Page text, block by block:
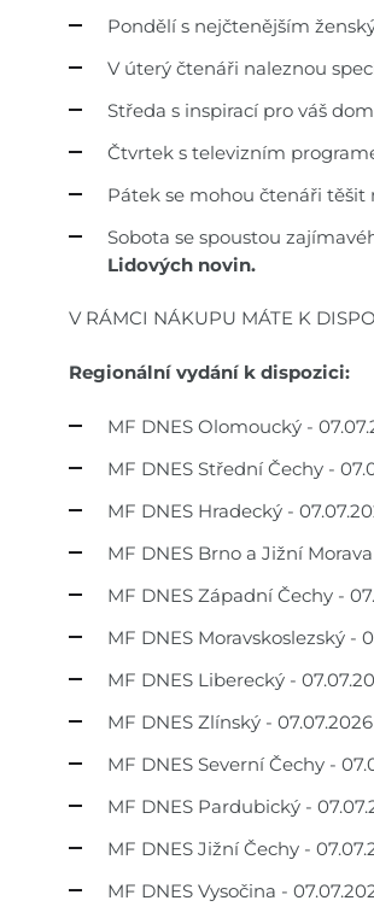
Pondělí s nejčtenějším
V úterý čtenáři naleznou
Středa s inspirací pro váš
Čtvrtek s televizním
Pátek se mohou čtenáři těšit
Sobota se spoustou
Lidových novin.
V RÁMCI NÁKUPU MÁTE K
Regionální vydání k dispozici:
MF DNES Olomoucký -
MF DNES Střední Čechy -
MF DNES Hradecký -
MF DNES Brno a Jižní
MF DNES Západní Čechy -
MF DNES Moravskoslezský -
MF DNES Liberecký -
MF DNES Zlínský - 07.07.2026
MF DNES Severní Čechy -
MF DNES Pardubický -
MF DNES Jižní Čechy -
MF DNES Vysočina -